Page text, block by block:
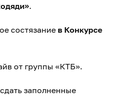
.
состязание в Конкурсе
от группы «КТБ».
заполненные